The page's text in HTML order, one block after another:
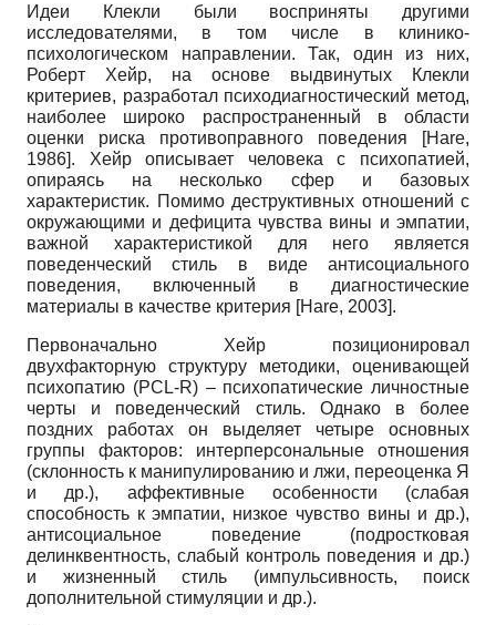
Идеи Клекли были восприняты другими
исследователями, в том числе в клинико-
психологическом направлении. Так, один из них,
Роберт Хейр, на основе выдвинутых Клекли
критериев, разработал психодиагностический метод,
наиболее широко распространенный в области
оценки риска противоправного поведения
[Hare,
1986]. Хейр описывает человека с психопатией,
опираясь на несколько сфер и базовых
характеристик. Помимо деструктивных отношений с
окружающими и дефицита чувства вины и эмпатии,
важной характеристикой для него является
поведенческий стиль в виде антисоциального
поведения, включенный в диагностические
материалы в качестве критерия [Hare, 2003].
Первоначально Хейр позиционировал
двухфакторную структуру методики, оценивающей
психопатию (PCL-R) – психопатические личностные
черты и поведенческий стиль. Однако в более
поздних работах он выделяет четыре основных
группы факторов: интерперсональные отношения
(склонность к манипулированию и лжи, переоценка Я
и др.), аффективные особенности (слабая
способность к эмпатии, низкое чувство вины и др.),
антисоциальное поведение (подростковая
делинквентность, слабый контроль поведения и др.)
и жизненный стиль (импульсивность, поиск
дополнительной стимуляции и др.).